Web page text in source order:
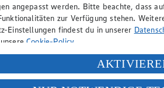
und Vervielfältigung von
verantwortlich. Firma
hin, dass wir nicht an einem
angepasst werden. Bitte beachte, dass
zur Verfügung stehen.
Einstellungen findest du in unserer
Cookie-Policy.
deiner personenbezogenen Daten in den
„Aktivieren“ klickst, willigst du im Sinne